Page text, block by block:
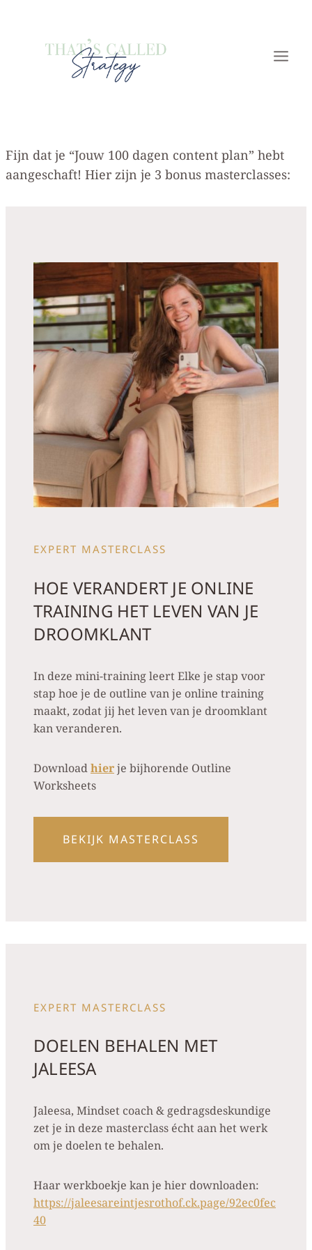
Fijn dat je “Jouw 100 dagen content plan” hebt
aangeschaft! Hier zijn je 3 bonus masterclasses:
EXPERT MASTERCLASS
HOE VERANDERT JE ONLINE
TRAINING HET LEVEN VAN JE
DROOMKLANT
In deze mini-training leert Elke je stap voor
stap hoe je de outline van je online training
maakt, zodat jij het leven van je droomklant
kan veranderen.
Downloadhierje bijhorende Outline
Worksheets
BEKIJK MASTERCLASS
EXPERT MASTERCLASS
DOELEN BEHALEN MET
JALEESA
Jaleesa, Mindset coach & gedragsdeskundige
zet je in deze masterclass écht aan het werk
om je doelen te behalen.
Haar werkboekje kan je hier downloaden:
https://jaleesareintjesrothof.ck.page/92ec0fec
40